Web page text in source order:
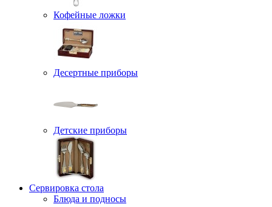
Кофейные ложки
Десертные приборы
Детские приборы
Сервировка стола
Блюда и подносы